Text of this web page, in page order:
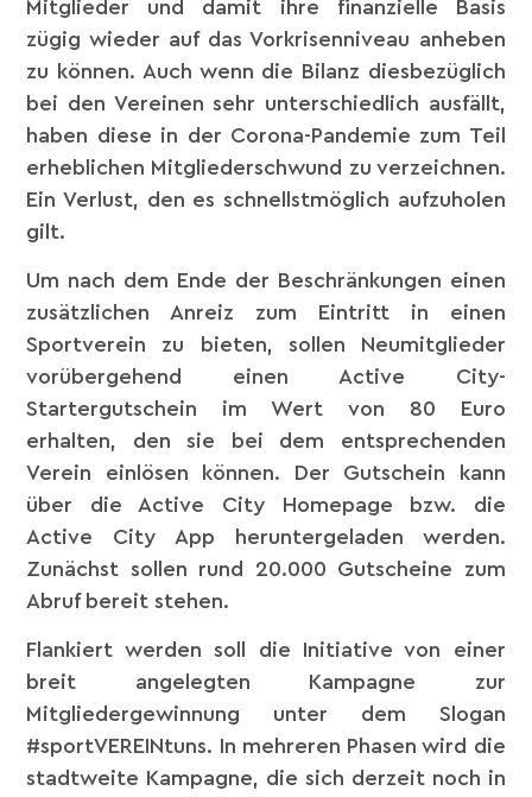
Mitglieder und damit ihre finanzielle Basis
zügig wieder auf das Vorkrisenniveau anheben
zu können. Auch wenn die Bilanz diesbezüglich
bei den Vereinen sehr unterschiedlich ausfällt,
haben diese in der Corona-Pandemie zum Teil
erheblichen Mitgliederschwund zu verzeichnen.
Ein Verlust, den es schnellstmöglich aufzuholen
gilt.
Um nach dem Ende der Beschränkungen einen
zusätzlichen Anreiz zum Eintritt in einen
Sportverein zu bieten, sollen Neumitglieder
vorübergehend einen Active City-
Startergutschein im Wert von 80 Euro
erhalten, den sie bei dem entsprechenden
Verein einlösen können. Der Gutschein kann
über die Active City Homepage bzw. die
Active City App heruntergeladen werden.
Zunächst sollen rund 20.000 Gutscheine zum
Abruf bereit stehen.
Flankiert werden soll die Initiative von einer
breit angelegten Kampagne zur
Mitgliedergewinnung unter dem Slogan
#sportVEREINtuns. In mehreren Phasen wird die
stadtweite Kampagne, die sich derzeit noch in